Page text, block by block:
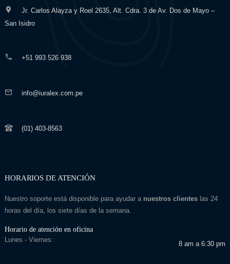
Jr. Carlos Alayza y Roel 2635, Alt. Cdra. 3 de Av. Dos de Mayo –
San Isidro
+51 993 526 938
info@iuralex.com.pe
(01) 403-8563
HORARIOS DE ATENCIÓN
Nuestro soporte está disponible para ayudar a nuestros clienteslas 24
horas del día, los siete días de la semana.
Horario de atención en oficina
Lunes - Viernes:
8 am a 6:30 pm